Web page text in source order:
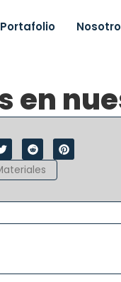
Portafolio
en